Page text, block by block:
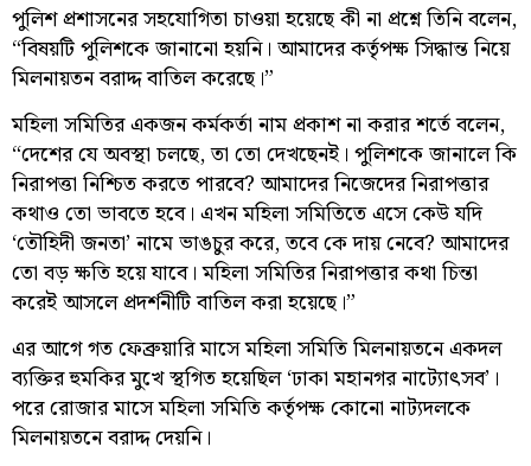
পুলিশ প্রশাসনের সহযোগিতা চাওয়া হয়েছে কী না প্রশ্নে তিনি বলেন,
“বিষয়টি পুলিশকে জানানো হয়নি। আমাদের কর্তৃপক্ষ সিদ্ধান্ত নিয়ে
মিলনায়তন বরাদ্দ বাতিল করেছে।”
মহিলা সমিতির একজন কর্মকর্তা নাম প্রকাশ না করার শর্তে বলেন,
“দেশের যে অবস্থা চলছে, তা তো দেখছেনই। পুলিশকে জানালে কি
নিরাপত্তা নিশ্চিত করতে পারবে? আমাদের নিজেদের নিরাপত্তার
কথাও তো ভাবতে হবে। এখন মহিলা সমিতিতে এসে কেউ যদি
‘তৌহিদী জনতা’ নামে ভাঙচুর করে, তবে কে দায় নেবে? আমাদের
তো বড় ক্ষতি হয়ে যাবে। মহিলা সমিতির নিরাপত্তার কথা চিন্তা
করেই আসলে প্রদর্শনীটি বাতিল করা হয়েছে।”
এর আগে গত ফেব্রুয়ারি মাসে মহিলা সমিতি মিলনায়তনে একদল
ব্যক্তির হুমকির মুখে স্থগিত হয়েছিল ‘ঢাকা মহানগর নাট্যোৎসব’।
পরে রোজার মাসে মহিলা সমিতি কর্তৃপক্ষ কোনো নাট্যদলকে
মিলনায়তনে বরাদ্দ দেয়নি।